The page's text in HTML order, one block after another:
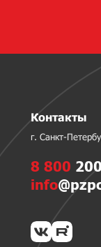
Контакты
г. Санкт-
8 800
info